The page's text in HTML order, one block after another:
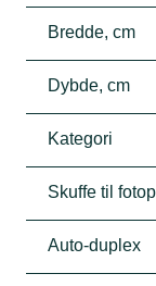
Bredde, cm
Dybde, cm
Kategori
Skuffe til
Auto-duplex